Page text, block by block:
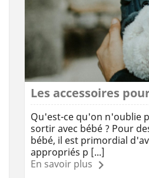
Les accessoires
Qu'est-ce qu'on n'oublie
sortir avec bébé ? Pour
bébé, il est primordial
appropriés p [...]
En savoir plus